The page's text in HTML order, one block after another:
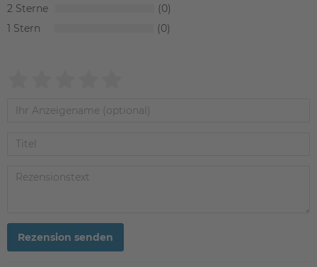
2
0
1
0
Rezension senden